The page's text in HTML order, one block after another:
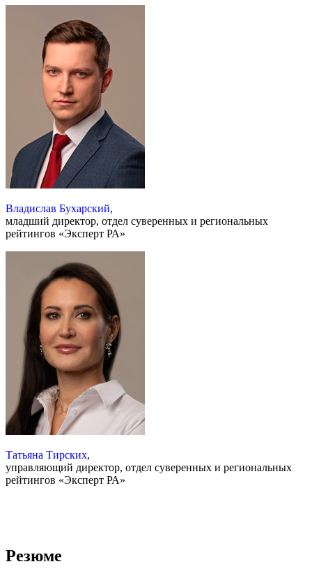
Владислав Бухарский,
младший директор, отдел суверенных и региональных
рейтингов «Эксперт РА»
Татьяна Тирских,
управляющий директор, отдел суверенных и региональных
рейтингов «Эксперт РА»
Резюме